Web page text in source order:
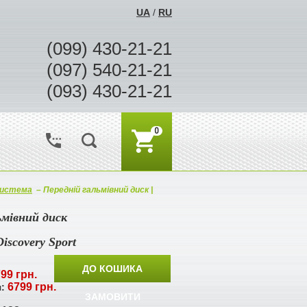
UA / RU
(099) 430-21-21
(097) 540-21-21
(093) 430-21-21
0
– Передній гальмівний диск |
диск
Sport
грн.
6799 грн.
ДО КОШИКА
ЗАМОВИТИ